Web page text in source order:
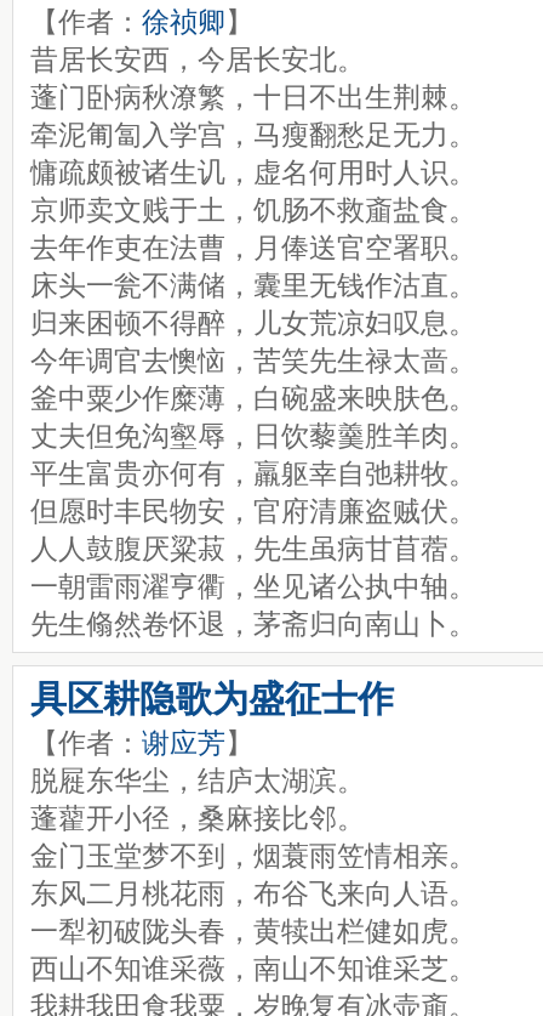
【作者： 徐祯卿 】
昔居长安西，今居长安北。
蓬门卧病秋潦繁，十日不出生荆棘。
牵泥匍匐入学宫，马瘦翻愁足无力。
慵疏颇被诸生讥，虚名何用时人识。
京师卖文贱于土，饥肠不救齑盐食。
去年作吏在法曹，月俸送官空署职。
床头一瓮不满储，囊里无钱作沽直。
归来困顿不得醉，儿女荒凉妇叹息。
今年调官去懊恼，苦笑先生禄太啬。
釜中粟少作糜薄，白碗盛来映肤色。
丈夫但免沟壑辱，日饮藜羹胜羊肉。
平生富贵亦何有，羸躯幸自弛耕牧。
但愿时丰民物安，官府清廉盗贼伏。
人人鼓腹厌粱菽，先生虽病甘苜蓿。
一朝雷雨濯亨衢，坐见诸公执中轴。
先生翛然卷怀退，茅斋归向南山卜。
具区耕隐歌为盛征士作
【作者： 谢应芳 】
脱屣东华尘，结庐太湖滨。
蓬藋开小径，桑麻接比邻。
金门玉堂梦不到，烟蓑雨笠情相亲。
东风二月桃花雨，布谷飞来向人语。
一犁初破陇头春，黄犊出栏健如虎。
西山不知谁采薇，南山不知谁采芝。
我耕我田食我粟，岁晚复有冰壶齑。